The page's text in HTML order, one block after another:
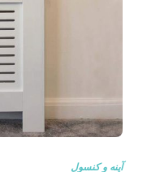
آینه و کنسول